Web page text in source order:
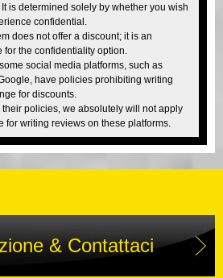
is determined solely by whether you wish
confidential.
does not offer a discount; it is an
the confidentiality option.
social media platforms, such as
have policies prohibiting writing
for discounts.
their policies, we absolutely will not apply
for writing reviews on these platforms.
& Contattaci